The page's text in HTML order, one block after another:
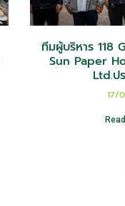
ทีมผู้บริหาร 118
Sun Paper
Ltd.ป
17/